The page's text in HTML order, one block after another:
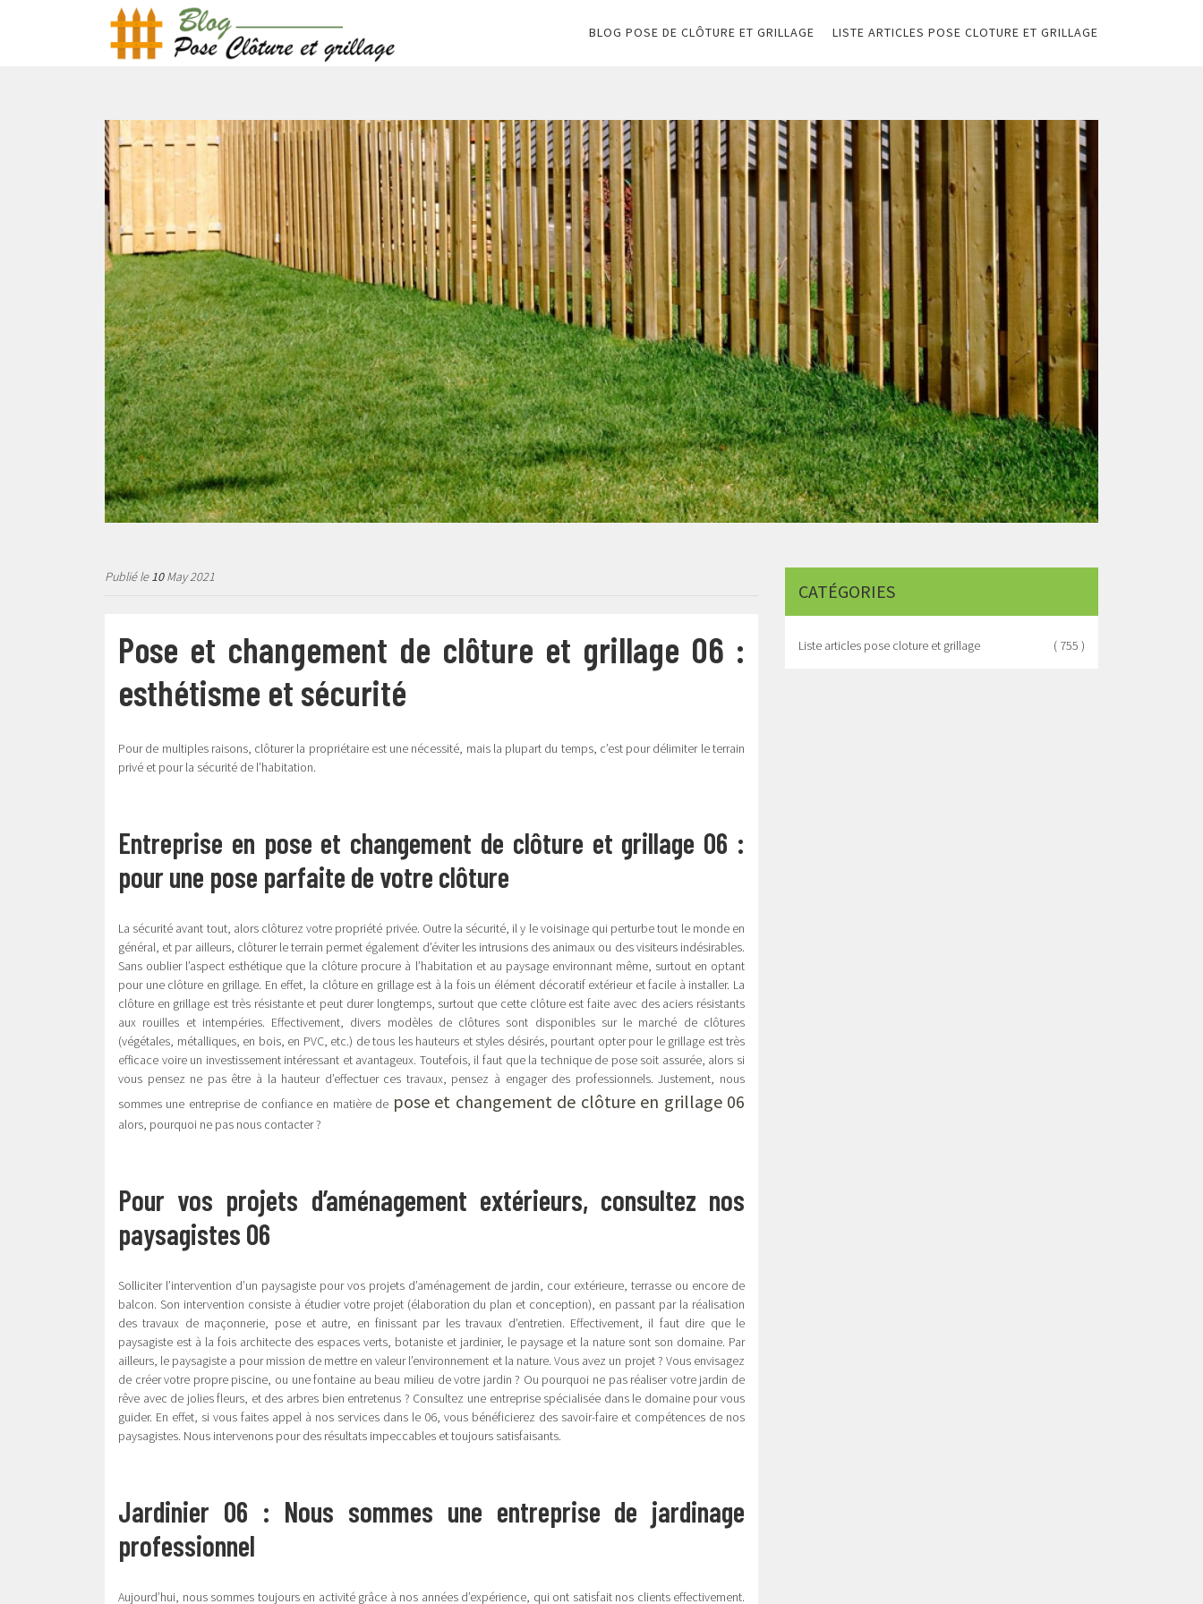
BLOG POSE DE CLÔTURE ET GRILLAGE LISTE ARTICLES POSE CLOTURE ET GRILLAGE
Publié le10May 2021
Pose et changement de clôture et grillage 06 :
esthétisme et sécurité
Pour de multiples raisons, clôturer la propriétaire est une nécessité, mais la plupart du temps, c’est pour délimiter le terrain
privé et pour la sécurité de l’habitation.
Entreprise en pose et changement de clôture et grillage 06 :
pour une pose parfaite de votre clôture
La sécurité avant tout, alors clôturez votre propriété privée. Outre la sécurité, il y le voisinage qui perturbe tout le monde en
général, et par ailleurs, clôturer le terrain permet également d’éviter les intrusions des animaux ou des visiteurs indésirables.
Sans oublier l’aspect esthétique que la clôture procure à l’habitation et au paysage environnant même, surtout en optant
pour une clôture en grillage. En effet, la clôture en grillage est à la fois un élément décoratif extérieur et facile à installer. La
clôture en grillage est très résistante et peut durer longtemps, surtout que cette clôture est faite avec des aciers résistants
aux rouilles et intempéries. Effectivement, divers modèles de clôtures sont disponibles sur le marché de clôtures
(végétales, métalliques, en bois, en PVC, etc.) de tous les hauteurs et styles désirés, pourtant opter pour le grillage est très
efficace voire un investissement intéressant et avantageux. Toutefois, il faut que la technique de pose soit assurée, alors si
vous pensez ne pas être à la hauteur d’effectuer ces travaux, pensez à engager des professionnels. Justement, nous
sommes une entreprise de confiance en matière de pose et changement de clôture en grillage 06
alors, pourquoi ne pas nous contacter ?
Pour vos projets d’aménagement extérieurs, consultez nos
paysagistes 06
Solliciter l’intervention d’un paysagiste pour vos projets d’aménagement de jardin, cour extérieure, terrasse ou encore de
balcon. Son intervention consiste à étudier votre projet (élaboration du plan et conception), en passant par la réalisation
des travaux de maçonnerie, pose et autre, en finissant par les travaux d’entretien. Effectivement, il faut dire que le
paysagiste est à la fois architecte des espaces verts, botaniste et jardinier, le paysage et la nature sont son domaine. Par
ailleurs, le paysagiste a pour mission de mettre en valeur l’environnement et la nature. Vous avez un projet ? Vous envisagez
de créer votre propre piscine, ou une fontaine au beau milieu de votre jardin ? Ou pourquoi ne pas réaliser votre jardin de
rêve avec de jolies fleurs, et des arbres bien entretenus ? Consultez une entreprise spécialisée dans le domaine pour vous
guider. En effet, si vous faites appel à nos services dans le 06, vous bénéficierez des savoir-faire et compétences de nos
paysagistes. Nous intervenons pour des résultats impeccables et toujours satisfaisants.
Jardinier 06 : Nous sommes une entreprise de jardinage
professionnel
Aujourd’hui, nous sommes toujours en activité grâce à nos années d’expérience, qui ont satisfait nos clients effectivement.
CATÉGORIES
Liste articles pose cloture et grillage ( 755 )